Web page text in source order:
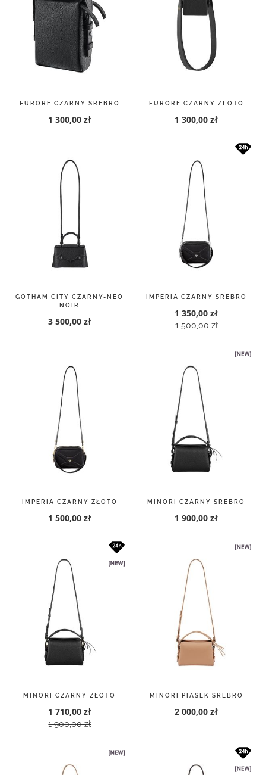
FURORE CZARNY SREBRO
1 300,00 zł
FURORE CZARNY ZŁOTO
1 300,00 zł
GOTHAM CITY CZARNY-NEO
NOIR
3 500,00 zł
IMPERIA CZARNY SREBRO
1 350,00 zł
1 500,00 zł
IMPERIA CZARNY ZŁOTO
1 500,00 zł
MINORI CZARNY SREBRO
1 900,00 zł
MINORI CZARNY ZŁOTO
1 710,00 zł
1 900,00 zł
MINORI PIASEK SREBRO
2 000,00 zł